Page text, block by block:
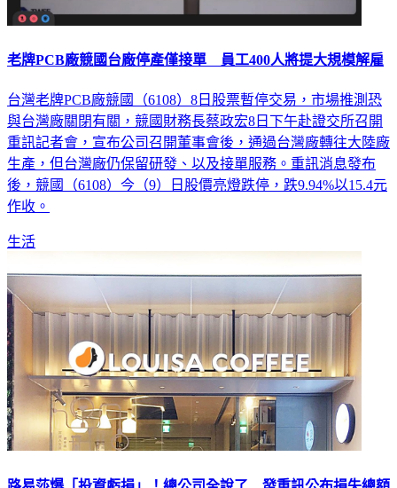
老牌PCB廠競國台廠停產僅接單 員工400人將提大規模解雇
台灣老牌PCB廠競國（6108）8日股票暫停交易，市場推測恐
與台灣廠關閉有關，競國財務長蔡政宏8日下午赴證交所召開
重訊記者會，宣布公司召開董事會後，通過台灣廠轉往大陸廠
生產，但台灣廠仍保留研發、以及接單服務。重訊消息發布
後，競國（6108）今（9）日股價亮燈跌停，跌9.94%以15.4元
作收。
生活